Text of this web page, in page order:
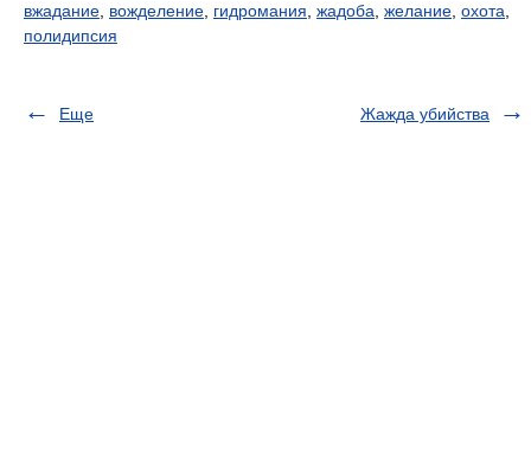
вжадание вожделение гидромания жадоба желание охота
полидипсия
Еще Жажда убийства